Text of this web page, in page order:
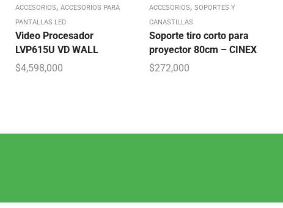
ACCESORIOS, ACCESORIOS PARA
PANTALLAS LED
Video Procesador
LVP615U VD WALL
$4,598,000
ACCESORIOS, SOPORTES Y
CANASTILLAS
Soporte tiro corto para
proyector 80cm – CINEX
$272,000